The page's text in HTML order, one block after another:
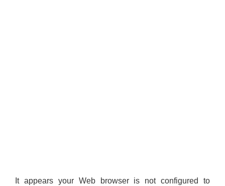
It appears your Web browser is not configured to